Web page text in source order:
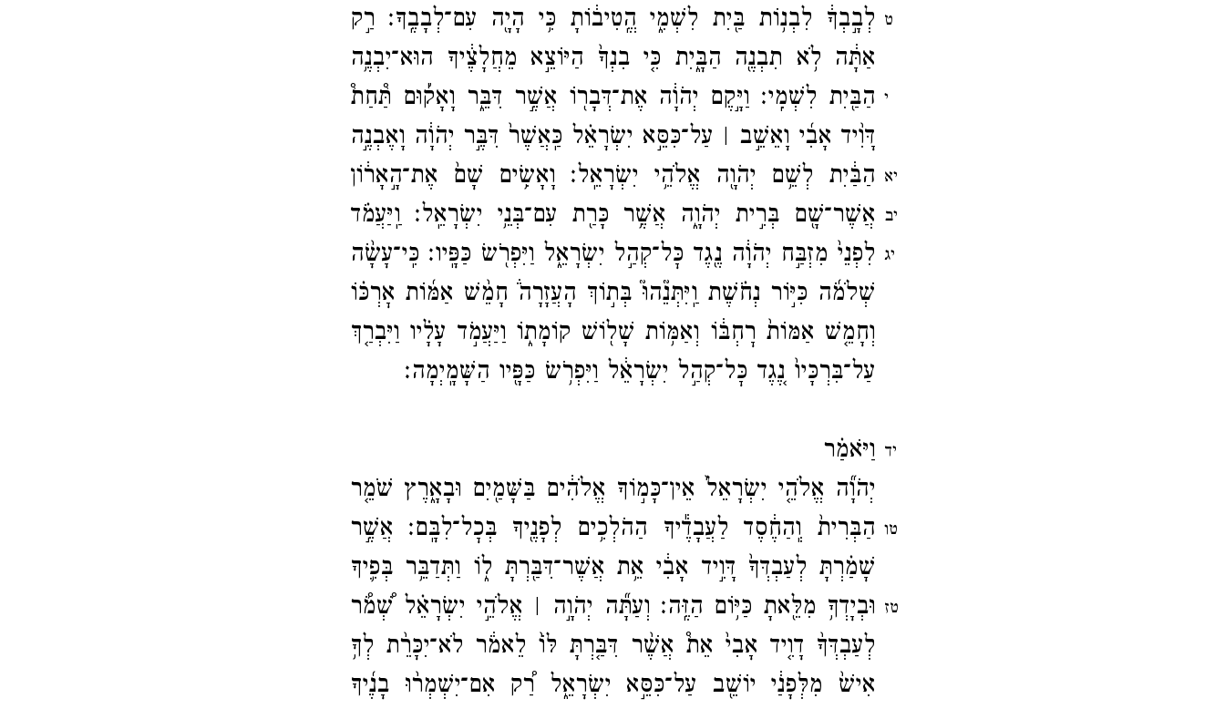
לְבָ֣בְךָ֔ לִבְנ֥וֹת בַּ֖יִת לִשְׁמִ֑י הֱֽטִיב֔וֹתָ כִּ֥י הָיָ֖ה עִם־​לְבָבֶֽךָ׃ ט
רַ֣ק
אַתָּ֔ה לֹ֥א תִבְנֶ֖ה הַבָּ֑יִת כִּ֤י בִנְךָ֙ הַיּוֹצֵ֣א מֵחֲלָצֶ֔יךָ הוּא־​יִבְנֶ֥ה
הַבַּ֖יִת לִשְׁמִֽי׃ י
וַיָּ֣קֶם יְהֹוָ֔ה אֶת־​דְּבָר֖וֹ אֲשֶׁ֣ר דִּבֵּ֑ר וָאָק֡וּם תַּ֩חַת֩
דָּוִ֨יד אָבִ֜י וָאֵשֵׁ֣ב ׀ עַל־​כִּסֵּ֣א יִשְׂרָאֵ֗ל כַּֽאֲשֶׁר֙ דִּבֶּ֣ר יְהֹוָ֔ה וָאֶבְנֶ֣ה
הַבַּ֔יִת לְשֵׁ֥ם יְהֹוָ֖ה אֱלֹהֵ֥י יִשְׂרָאֵֽל׃ יא
וָאָשִׂ֥ים שָׁם֙ אֶת־​הָ֣אָר֔וֹן
אֲשֶׁר־​שָׁ֖ם בְּרִ֣ית יְהֹוָ֑ה אֲשֶׁ֥ר כָּרַ֖ת עִם־​בְּנֵ֥י יִשְׂרָאֵֽל׃ יב
וַֽיַּעֲמֹ֗ד
לִפְנֵי֙ מִזְבַּ֣ח יְהֹוָ֔ה נֶ֖גֶד כׇּל־​קְהַ֣ל יִשְׂרָאֵ֑ל וַיִּפְרֹ֖שׂ כַּפָּֽיו׃ יג
כִּֽי־​עָשָׂ֨ה
שְׁלֹמֹ֜ה כִּיּ֣וֹר נְחֹ֗שֶׁת וַֽיִּתְּנֵ֘הוּ֮ בְּת֣וֹךְ הָעֲזָרָה֒ חָמֵ֨שׁ אַמּ֜וֹת אׇרְכּ֗וֹ
וְחָמֵ֤שׁ אַמּוֹת֙ רׇחְבּ֔וֹ וְאַמּ֥וֹת שָׁל֖וֹשׁ קוֹמָת֑וֹ וַיַּעֲמֹ֣ד עָלָ֗יו וַיִּבְרַ֤ךְ
עַל־​בִּרְכָּיו֙ נֶ֚גֶד כׇּל־​קְהַ֣ל יִשְׂרָאֵ֔ל וַיִּפְרֹ֥שׂ כַּפָּ֖יו הַשָּׁמָֽיְמָה׃
יד וַיֹּאמַ֗ר
יְהֹוָ֞ה אֱלֹהֵ֤י יִשְׂרָאֵל֙ אֵין־​כָּמ֣וֹךָ אֱלֹהִ֔ים בַּשָּׁמַ֖יִם וּבָאָ֑רֶץ שֹׁמֵ֤ר
הַבְּרִית֙ וְֽהַחֶ֔סֶד לַעֲבָדֶ֕יךָ הַהֹלְכִ֥ים לְפָנֶ֖יךָ בְּכׇל־​לִבָּֽם׃ טו
אֲשֶׁ֣ר
שָׁמַ֗רְתָּ לְעַבְדְּךָ֙ דָּוִ֣יד אָבִ֔י אֵ֥ת אֲשֶׁר־​דִּבַּ֖רְתָּ ל֑וֹ וַתְּדַבֵּ֥ר בְּפִ֛יךָ
וּבְיָדְךָ֥ מִלֵּ֖אתָ כַּיּ֥וֹם הַזֶּֽה׃ טז
וְעַתָּ֞ה יְהֹוָ֣ה ׀ אֱלֹהֵ֣י יִשְׂרָאֵ֗ל שְׁ֠מֹ֠ר
לְעַבְדְּךָ֨ דָוִ֤יד אָבִי֙ אֵת֩ אֲשֶׁ֨ר דִּבַּ֤רְתָּ לּוֹ֙ לֵאמֹ֔ר לֹא־​יִכָּרֵ֨ת לְךָ֥
אִישׁ֙ מִלְּפָנַ֔י יוֹשֵׁ֖ב עַל־​כִּסֵּ֣א יִשְׂרָאֵ֑ל רַ֠ק אִם־​יִשְׁמְר֨וּ בָנֶ֜יךָ